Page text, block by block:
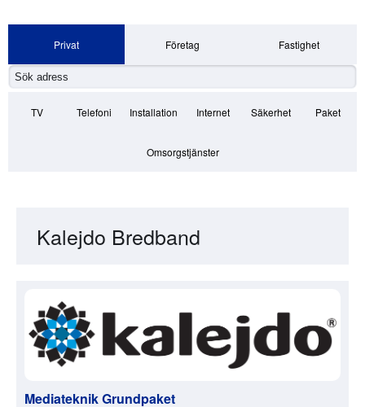
Privat Företag Fastighet
TV Telefoni Installation Internet Säkerhet Paket
Omsorgstjänster
Kalejdo Bredband
Mediateknik Grundpaket